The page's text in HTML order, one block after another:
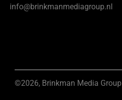
info@brinkmanmediagroup.nl
©2026, Brinkman Media Group